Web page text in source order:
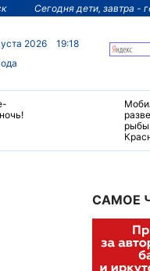
Сегодня дети, завтра -
2026
19:18
рыбы
САМОЕ